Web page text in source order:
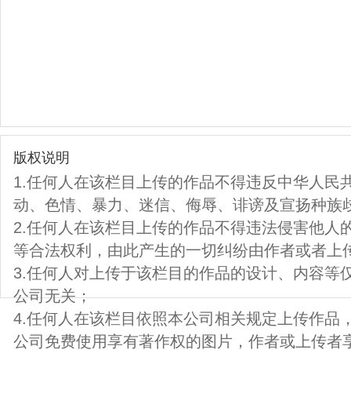
版权说明
1.任何人在该栏目上传的作品不得违反中华人民
动、色情、暴力、迷信、侮辱、诽谤及宣扬种族
2.任何人在该栏目上传的作品不得违法侵害他人
等合法权利，由此产生的一切纠纷由作者或者上
3.任何人对上传于该栏目的作品的设计、内容等
公司无关；
4.任何人在该栏目依照本公司相关规定上传作品
公司免费使用享有著作权的图片，作者或上传者